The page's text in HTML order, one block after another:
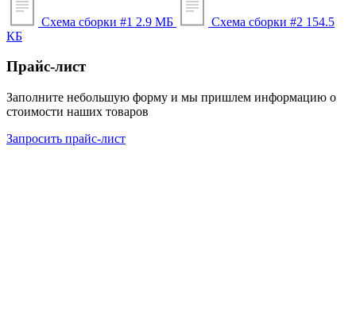
Схема сборки #1 2.9 МБ Схема сборки #2 154.5
КБ
Прайс-лист
Заполните небольшую форму и мы пришлем информацию о
стоимости наших товаров
Запросить прайс-лист